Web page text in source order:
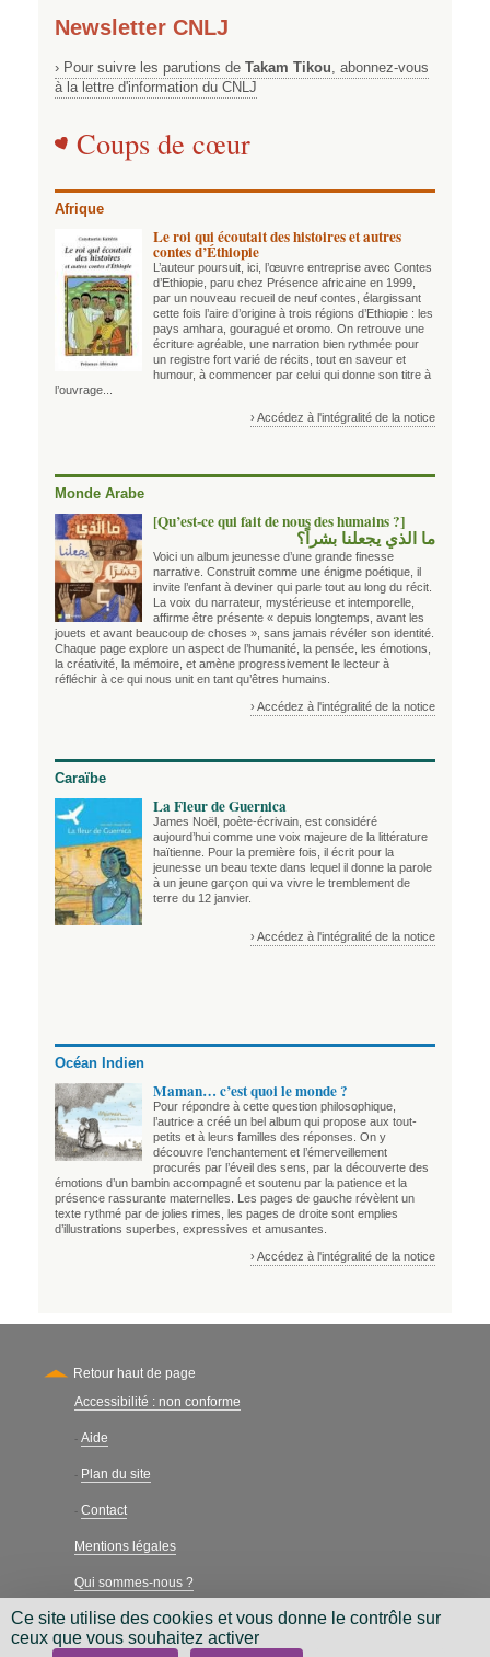
Newsletter CNLJ
› Pour suivre les parutions de Takam Tikou, abonnez-vous
à la lettre d'information du CNLJ
Coups de cœur
Afrique
Le roi qui écoutait des histoires et autres
contes d’Éthiopie
L’auteur poursuit, ici, l’œuvre entreprise avec Contes
d’Ethiopie, paru chez Présence africaine en 1999,
par un nouveau recueil de neuf contes, élargissant
cette fois l’aire d’origine à trois régions d’Ethiopie : les
pays amhara, gouragué et oromo. On retrouve une
écriture agréable, une narration bien rythmée pour
un registre fort varié de récits, tout en saveur et
humour, à commencer par celui qui donne son titre à
l’ouvrage...
› Accédez à l'intégralité de la notice
Monde Arabe
[Qu’est-ce qui fait de nous des humains ?]
ما الذي يجعلنا بشراً؟
Voici un album jeunesse d’une grande finesse
narrative. Construit comme une énigme poétique, il
invite l’enfant à deviner qui parle tout au long du récit.
La voix du narrateur, mystérieuse et intemporelle,
affirme être présente « depuis longtemps, avant les
jouets et avant beaucoup de choses », sans jamais révéler son identité.
Chaque page explore un aspect de l’humanité, la pensée, les émotions,
la créativité, la mémoire, et amène progressivement le lecteur à
réfléchir à ce qui nous unit en tant qu’êtres humains.
› Accédez à l'intégralité de la notice
Caraïbe
La Fleur de Guernica
James Noël, poète-écrivain, est considéré
aujourd’hui comme une voix majeure de la littérature
haïtienne. Pour la première fois, il écrit pour la
jeunesse un beau texte dans lequel il donne la parole
à un jeune garçon qui va vivre le tremblement de
terre du 12 janvier.
› Accédez à l'intégralité de la notice
Océan Indien
Maman… c’est quoi le monde ?
Pour répondre à cette question philosophique,
l’autrice a créé un bel album qui propose aux tout-
petits et à leurs familles des réponses. On y
découvre l’enchantement et l’émerveillement
procurés par l’éveil des sens, par la découverte des
émotions d’un bambin accompagné et soutenu par la patience et la
présence rassurante maternelles. Les pages de gauche révèlent un
texte rythmé par de jolies rimes, les pages de droite sont emplies
d’illustrations superbes, expressives et amusantes.
› Accédez à l'intégralité de la notice
Retour haut de page
Secondary
Accessibilité : non conforme
- Aide
- Plan du site
- Contact
Mentions légales
Qui sommes-nous ?
Charte néthique
Ce site utilise des cookies et vous donne le contrôle sur
ceux que vous souhaitez activer